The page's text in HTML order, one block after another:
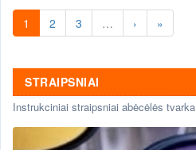
1 2 3 … › »
STRAIPSNIAI
Instrukciniai straipsniai abėcėlės tvarka